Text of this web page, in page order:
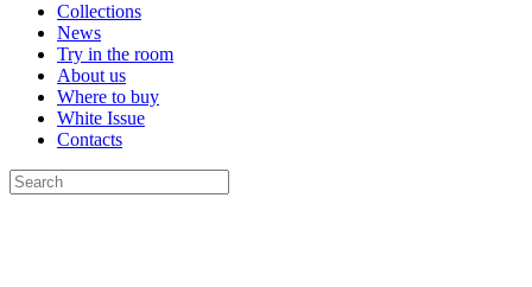
Collections
News
Try in the room
About us
Where to buy
White Issue
Contacts